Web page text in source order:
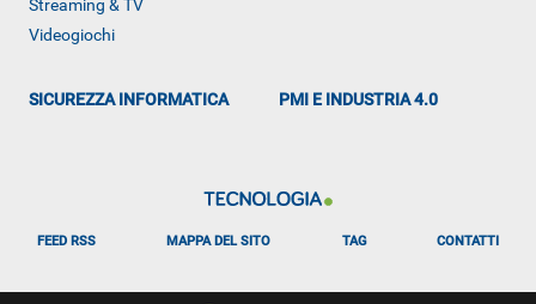
Streaming & TV
Videogiochi
SICUREZZA INFORMATICA PMI E INDUSTRIA 4.0
FEED RSS MAPPA DEL SITO TAG CONTATTI